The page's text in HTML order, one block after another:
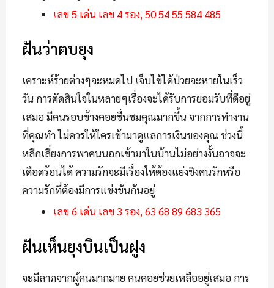
เลข 5 เด่น เลข 4 รอง, 50 54 55 584 485
ฝันว่าตบยุง
เคราะห์ร้ายต่างๆจะหมดไป เจ็บไข้ได้ป่วยจะหายในเร็ว
วัน การตัดสินใจในหลายๆเรื่องจะได้รับการยอมรับที่ดีอยู่
เสมอ มีคนรอบข้างคอยชื่นชมคุณมากขึ้น จากการทำงาน
ที่คุณทำ ไม่ควรให้ใครเข้ามาดูแลการเงินของคุณ ช่วงนี้
หลีกเลี่ยงการพาคนนอกเข้ามาในบ้านไม่อย่างงั้นอาจจะ
เดือดร้อนได้ ความรักจะมีเรื่องให้ต้องแย่งชิงคนรักหรือ
ความรักที่ต้องมีการแข่งขันกันอยู่
เลข 6 เด่น เลข 3 รอง, 63 68 89 683 365
ฝันเห็นยุงบินเป็นฝูง
จะมีลาภจากผู้คนมากมาย คนคอยช่วยเหลืออยู่เสมอ การ